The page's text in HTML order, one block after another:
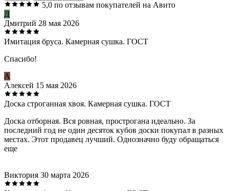
5,0 по отзывам покупателей на Авито
Д
Дмитрий 28 мая 2026
Имитация бруса. Камерная сушка. ГОСТ
Спасибо!
А
Алексей 15 мая 2026
Доска строганная хвоя. Камерная сушка. ГОСТ
Доска отборная. Вся ровная, прострогана идеально. За
последний год не один десяток кубов доски покупал в разных
местах. Этот продавец лучший. Однозначно буду обращаться
еще
Виктория 30 марта 2026